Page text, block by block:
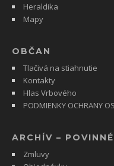
Heraldika
Mapy
OBČAN
Tlačivá na stiahnutie
Kontakty
Hlas Vrbového
PODMIENKY OCHRANY
ARCHÍV –
Zmluvy